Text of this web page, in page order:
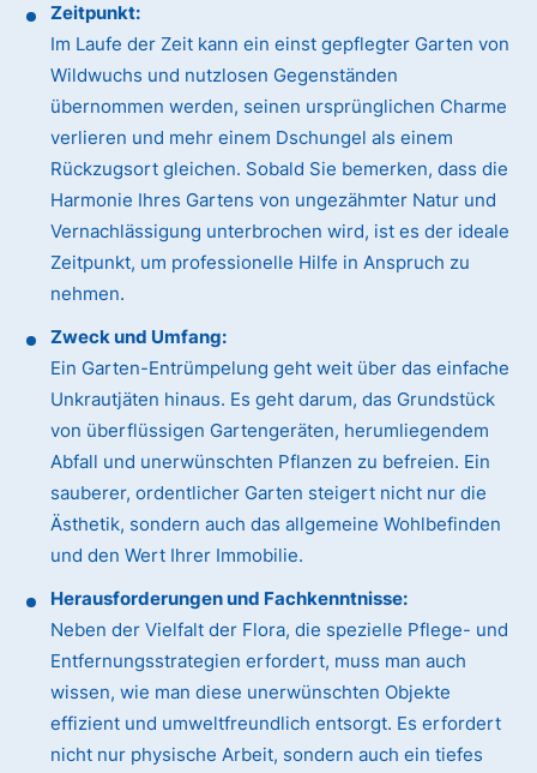
Zeitpunkt:
Im Laufe der Zeit kann ein einst gepflegter Garten von
Wildwuchs und nutzlosen Gegenständen
übernommen werden, seinen ursprünglichen Charme
verlieren und mehr einem Dschungel als einem
Rückzugsort gleichen. Sobald Sie bemerken, dass die
Harmonie Ihres Gartens von ungezähmter Natur und
Vernachlässigung unterbrochen wird, ist es der ideale
Zeitpunkt, um professionelle Hilfe in Anspruch zu
nehmen.
Zweck und Umfang:
Ein Garten-Entrümpelung geht weit über das einfache
Unkrautjäten hinaus. Es geht darum, das Grundstück
von überflüssigen Gartengeräten, herumliegendem
Abfall und unerwünschten Pflanzen zu befreien. Ein
sauberer, ordentlicher Garten steigert nicht nur die
Ästhetik, sondern auch das allgemeine Wohlbefinden
und den Wert Ihrer Immobilie.
Herausforderungen und Fachkenntnisse:
Neben der Vielfalt der Flora, die spezielle Pflege- und
Entfernungsstrategien erfordert, muss man auch
wissen, wie man diese unerwünschten Objekte
effizient und umweltfreundlich entsorgt. Es erfordert
nicht nur physische Arbeit, sondern auch ein tiefes